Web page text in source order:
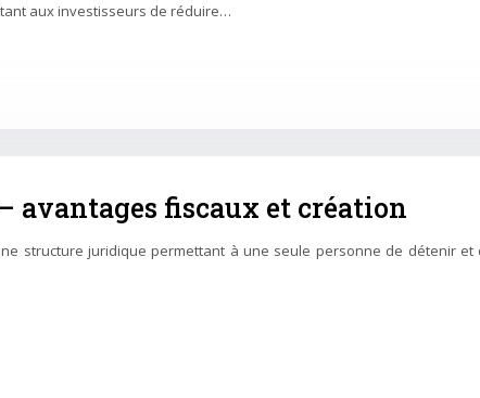
aux investisseurs de réduire…
avantages fiscaux et création
structure juridique permettant à une seule personne de détenir